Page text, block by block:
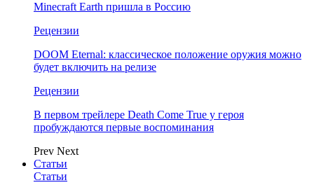
Minecraft Earth пришла в Россию
Рецензии
DOOM Eternal: классическое положение оружия можно
будет включить на релизе
Рецензии
В первом трейлере Death Come True у героя
пробуждаются первые воспоминания
Prev Next
Статьи
Статьи